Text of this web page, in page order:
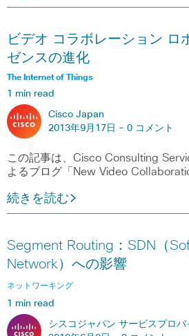
ビデオ コラボレーション ロ
ゼンスの進化
The Internet of Things
1 min read
Cisco Japan
2013年9月17日 - 0 コメント
この記事は、Cisco Consulting
よるブログ「New Video
続きを読む
Segment Routing：SDN（
Network）への影響
ネットワーキング
1 min read
シスコジャパン サービスプロ